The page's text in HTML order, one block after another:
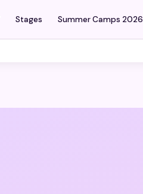
Stages Summer Camps 2026